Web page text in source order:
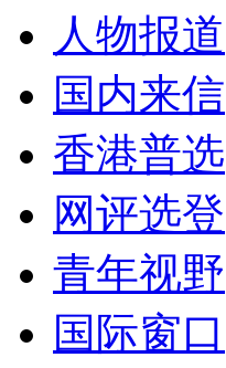
人物报道
国内来信
香港普选
网评选登
青年视野
国际窗口